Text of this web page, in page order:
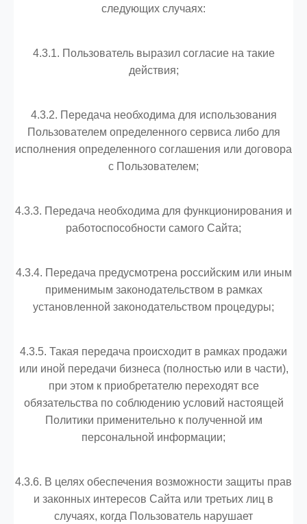
следующих случаях:
4.3.1. Пользователь выразил согласие на такие
действия;
4.3.2. Передача необходима для использования
Пользователем определенного сервиса либо для
исполнения определенного соглашения или договора
с Пользователем;
4.3.3. Передача необходима для функционирования и
работоспособности самого Сайта;
4.3.4. Передача предусмотрена российским или иным
применимым законодательством в рамках
установленной законодательством процедуры;
4.3.5. Такая передача происходит в рамках продажи
или иной передачи бизнеса (полностью или в части),
при этом к приобретателю переходят все
обязательства по соблюдению условий настоящей
Политики применительно к полученной им
персональной информации;
4.3.6. В целях обеспечения возможности защиты прав
и законных интересов Сайта или третьих лиц в
случаях, когда Пользователь нарушает